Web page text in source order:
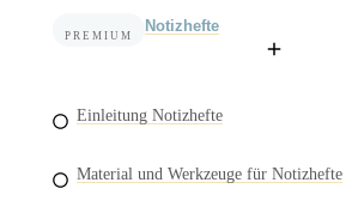
PREMIUM
Notizhefte
Einleitung Notizhefte
Material und Werkzeuge für Notizhefte